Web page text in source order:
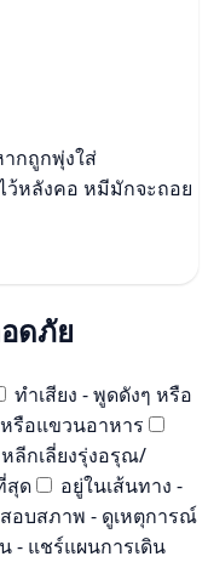
กถูกพุ่งใส่
หลังคอ หมีมักจะถอย
ดภัย
ทำเสียง - พูดดังๆ หรือ
รือแขวนอาหาร
หลีกเลี่ยงรุ่งอรุณ/
สุด
อยู่ในเส้นทาง -
อบสภาพ - ดูเหตุการณ์
- แชร์แผนการเดิน